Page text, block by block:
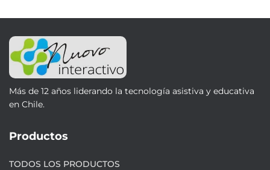
Más de 12 años liderando la tecnología asistiva y educativa
en Chile.
Productos
TODOS LOS PRODUCTOS